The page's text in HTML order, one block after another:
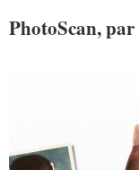
PhotoScan,